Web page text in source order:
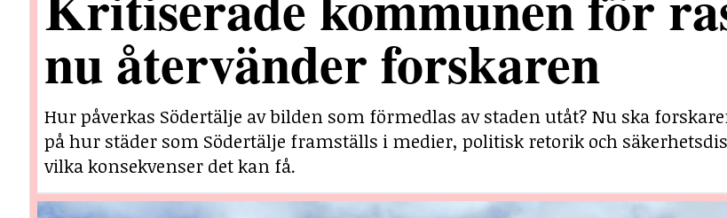
nu återvänder forskaren
Hur påverkas Södertälje av bilden som förmedlas av staden utåt? Nu ska
på hur städer som Södertälje framställs i medier, politisk retorik och
vilka konsekvenser det kan få.